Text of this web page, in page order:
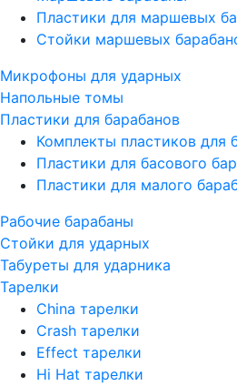
Пластики для маршевых
Стойки маршевых
Микрофоны для ударных
Напольные томы
Пластики для барабанов
Комплекты пластиков для
Пластики для басового
Пластики для малого
Рабочие барабаны
Стойки для ударных
Табуреты для ударника
Тарелки
China тарелки
Crash тарелки
Effect тарелки
Hi Hat тарелки